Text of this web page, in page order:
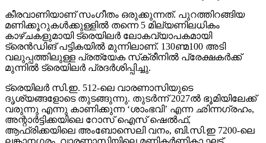
കീരവാണിയാണ് സംഗീതം ഒരുക്കുന്നത്. പുറത്തിറങ്ങിയ
മണിക്കൂറുകള്‍ക്കുള്ളില്‍ തന്നെ 5 മില്യണിലധികം
കാഴ്ചകളുമായി ട്രെയിലര്‍ ലോകവ്യാപകമായി
ട്രെന്‍ഡിങ് പട്ടികയില്‍ മുന്നിലാണ്. 130ണ്മ100 അടി
വലുപ്പത്തിലുള്ള പ്രത്യേക സ്‌ക്രീനില്‍ പ്രേക്ഷകര്‍ക്ക്
മുന്നില്‍ ട്രെയിലര്‍ പ്രദര്‍ശിപ്പിച്ചു.
ട്രെയിലര്‍ സി.ഇ. 512-ലെ വാരണാസിയുടെ
ദൃശ്യങ്ങളോടെ തുടങ്ങുന്നു. തുടര്‍ന്ന് 2027ല്‍ ഭൂമിയിലേക്ക്
വരുന്നു എന്നു കാണിക്കുന്ന ‘ശാംഭവി’ എന്ന ഛിന്നഗ്രഹം,
അന്റാര്‍ട്ടിക്കയിലെ റോസ് ഐസ് ഷെല്‍ഫ്,
ആഫ്രിക്കയിലെ അംബോസെലി വനം, ബി.സി.ഇ 7200-ലെ
ലങ്കാനഗരം, വാരണാസിയിലെ മണികര്‍ണികാ ഘട്ട്